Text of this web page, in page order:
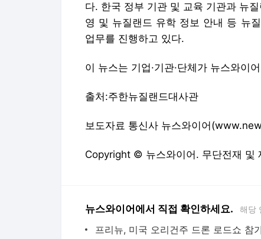
다. 한국 정부 기관 및 교육 기관과 뉴
영 및 뉴질랜드 유학 정보 안내 등 뉴
업무를 진행하고 있다.
이 뉴스는 기업·기관·단체가 뉴스와이
출처:주한뉴질랜드대사관
보도자료 통신사 뉴스와이어
Copyright © 뉴스와이어. 무단전재 및
뉴스와이어에서 직접 확인하세요. 해당